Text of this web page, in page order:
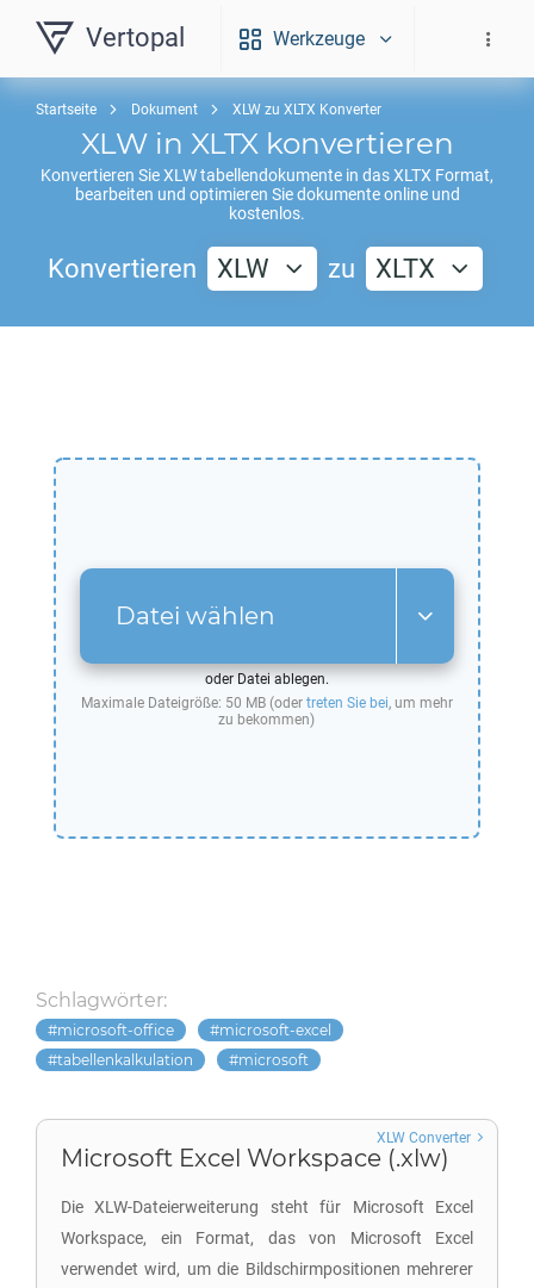
Vertopal Werkzeuge
Startseite Dokument XLW zu XLTX Konverter
XLWin XLTXkonvertieren
Konvertieren SieXLWtabellendokumente in dasXLTX Format,
bearbeiten und optimieren Sie dokumente online und
kostenlos.
Konvertieren XLW zu XLTX
Datei wählen
oder Datei ablegen.
Maximale Dateigröße: 50 MB (oder treten Sie bei, um mehr
zu bekommen)
Schlagwörter:
microsoft-office
microsoft-excel
tabellenkalkulation
microsoft
Microsoft Excel Workspace (.xlw)
Die XLW-Dateierweiterung steht für Microsoft Excel
Workspace, ein Format, das von Microsoft Excel
verwendet wird, um die Bildschirmpositionen mehrerer
XLW Converter